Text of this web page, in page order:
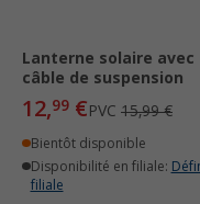
Lanterne solaire avec
câble de suspension
12,99 €PVC 15,99 €
Bientôt disponible
Disponibilité en filiale:
filiale